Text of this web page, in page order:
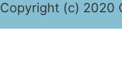
Copyright (c) 2020